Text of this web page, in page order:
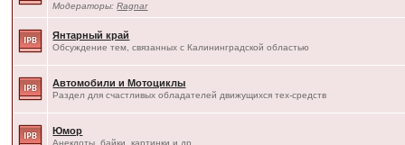
Модераторы:Ragnar
Янтарный край
Обсуждение тем, связанных с Калининградской областью
Автомобили и Мотоциклы
Раздел для счастливых обладателей движущихся тех-средств
Юмор
Анекдоты, байки, картинки и др.